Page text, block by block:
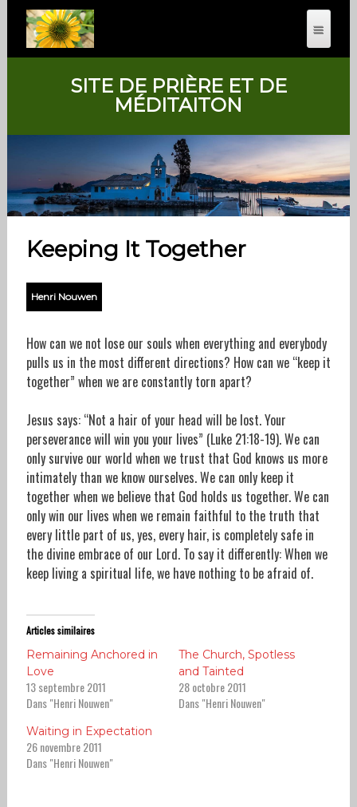
SITE DE PRIÈRE ET DE
MÉDITAITON
Keeping It Together
Henri Nouwen
How can we not lose our souls when everything and everybody
pulls us in the most different directions? How can we “keep it
together” when we are constantly torn apart?
Jesus says: “Not a hair of your head will be lost. Your
perseverance will win you your lives” (Luke 21:18-19). We can
only survive our world when we trust that God knows us more
intimately than we know ourselves. We can only keep it
together when we believe that God holds us together. We can
only win our lives when we remain faithful to the truth that
every little part of us, yes, every hair, is completely safe in
the divine embrace of our Lord. To say it differently: When we
keep living a spiritual life, we have nothing to be afraid of.
Articles similaires
Remaining Anchored in
Love
13 septembre 2011
Dans "Henri Nouwen"
The Church, Spotless
and Tainted
28 octobre 2011
Dans "Henri Nouwen"
Waiting in Expectation
26 novembre 2011
Dans "Henri Nouwen"